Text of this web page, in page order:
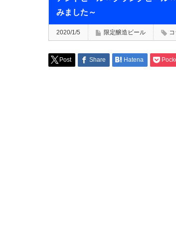
みました～
2020/1/5 限定醸造ビール
Post Share Hatena